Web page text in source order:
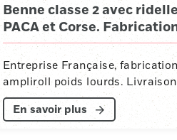
Benne classe 2 avec
PACA et Corse.
Entreprise Française,
ampliroll poids lourds.
En savoir plus